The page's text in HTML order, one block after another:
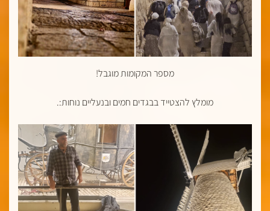
מספר המקומות מוגבל!
מומלץ להצטייד בבגדים חמים ובנעליים נוחות:.